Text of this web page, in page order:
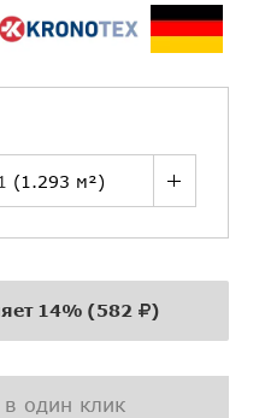
14% (582 )
в один клик